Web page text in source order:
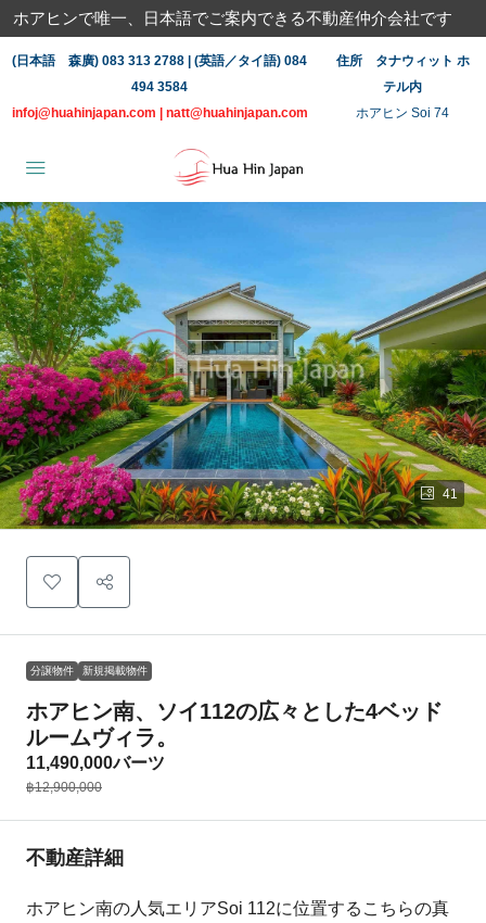
ホアヒンで唯一、日本語でご案内できる不動産仲介会社です
(日本語 森廣) 083 313 2788 | (英語／タイ語) 084
494 3584
infoj@huahinjapan.com
natt@huahinjapan.com
住所 タナウィット ホ
テル内
ホアヒン Soi 74
41
分譲物件 新規掲載物件
ホアヒン南、ソイ112の広々とした4ベッド
ルームヴィラ。
11,490,000バーツ
฿12,900,000
不動産詳細
ホアヒン南の人気エリアSoi 112に位置するこちらの真